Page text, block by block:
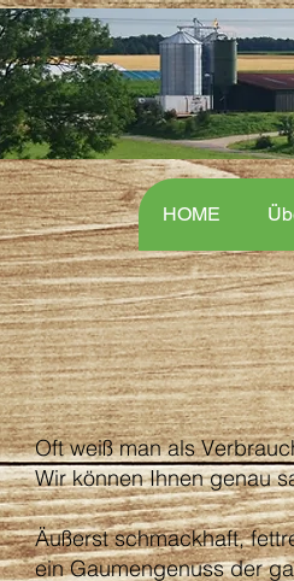
HOME
Oft weiß man als
Wir können Ihnen genau
Äußerst schmackhaft,
ein Gaumengenuss der